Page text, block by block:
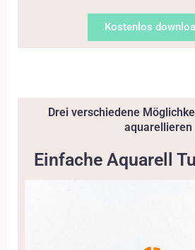
Kostenlos
Drei verschiedene
aquarellieren
Einfache Aquarell